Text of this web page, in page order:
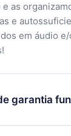
as
e
em áudio
garantia
aplicativo